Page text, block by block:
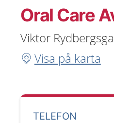
Oral Care
Viktor
Visa på karta
TELEFON